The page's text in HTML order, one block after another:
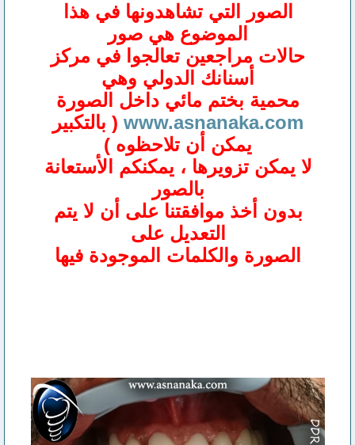
الصور التي تشاهدونها في هذا
الموضوع هي صور
حالات مراجعين تعالجوا في مركز
أسنانك الدولي وهي
محمية بختم مائي داخل الصورة
www.asnanaka.com( بالتكبير
يمكن أن تلاحظوه )
لا يمكن تزويرها ، يمكنكم الأستعانة
بالصور
بدون أخذ موافقتنا على أن لا يتم
التعديل على
الصورة والكلمات الموجودة فيها